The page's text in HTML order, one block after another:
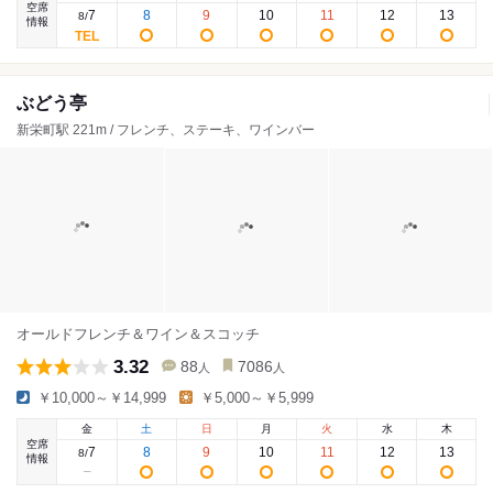
空席
情報
8/7 8 9 10 11 12 13
ぶどう亭
新栄町駅 221m / フレンチ、ステーキ、ワインバー
オールドフレンチ＆ワイン＆スコッチ
3.32 88 人 7086 人
￥10,000～￥14,999 ￥5,000～￥5,999
空席
情報
金
8/7
土
8
日
9
月
10
火
11
水
12
木
13